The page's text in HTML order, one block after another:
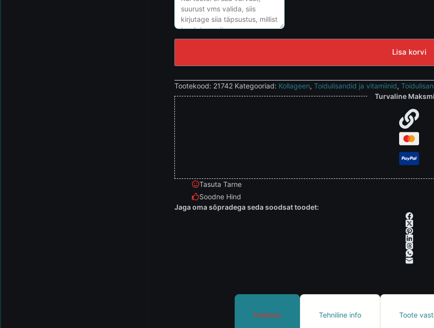
Lisa korvi
Tootekood: 21742 Kategooriad: Kollageen,Toidulisandid ja vitamiinid,
Turvaline
Tasuta Tarne
Soodne Hind
Jaga oma sõpradega seda soodsat toodet:
Kirjeldus Tehniline info Toote